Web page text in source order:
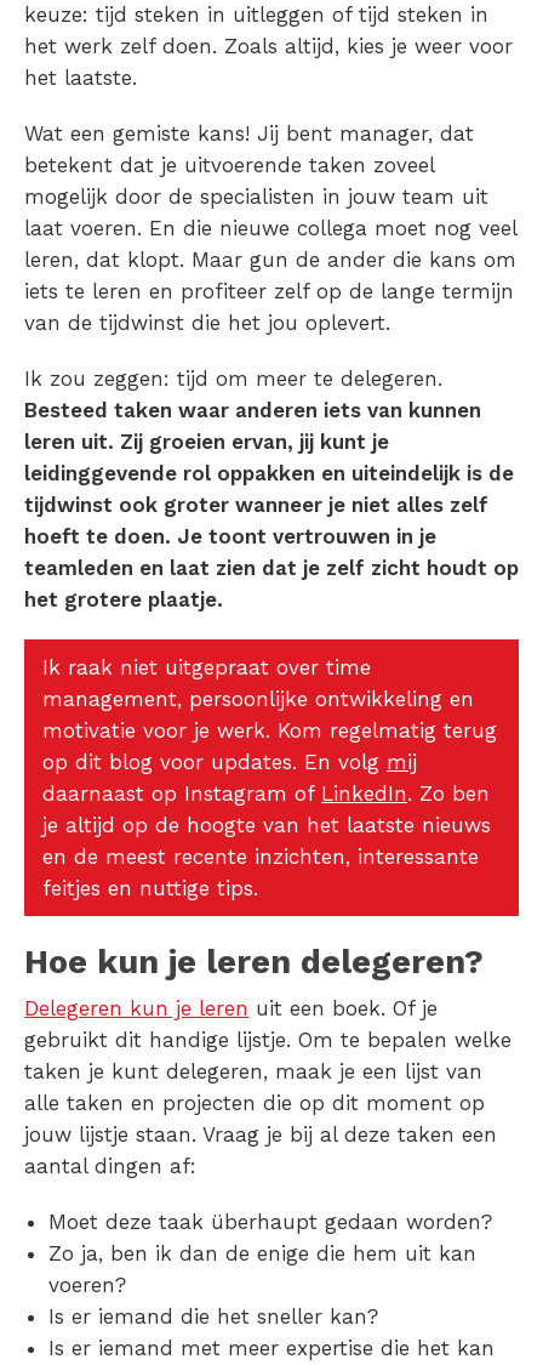
keuze: tijd steken in uitleggen of tijd steken in
het werk zelf doen. Zoals altijd, kies je weer voor
het laatste.
Wat een gemiste kans! Jij bent manager, dat
betekent dat je uitvoerende taken zoveel
mogelijk door de specialisten in jouw team uit
laat voeren. En die nieuwe collega moet nog veel
leren, dat klopt. Maar gun de ander die kans om
iets te leren en profiteer zelf op de lange termijn
van de tijdwinst die het jou oplevert.
Ik zou zeggen: tijd om meer te delegeren.
Besteed taken waar anderen iets van kunnen
leren uit. Zij groeien ervan, jij kunt je
leidinggevende rol oppakken en uiteindelijk is de
tijdwinst ook groter wanneer je niet alles zelf
hoeft te doen. Je toont vertrouwen in je
teamleden en laat zien dat je zelf zicht houdt op
het grotere plaatje.
Ik raak niet uitgepraat over time
management, persoonlijke ontwikkeling en
motivatie voor je werk. Kom regelmatig terug
op dit blog voor updates. En volg mij
daarnaast op Instagram of LinkedIn. Zo ben
je altijd op de hoogte van het laatste nieuws
en de meest recente inzichten, interessante
feitjes en nuttige tips.
Hoe kun je leren delegeren?
Delegeren kun je leren uit een boek. Of je
gebruikt dit handige lijstje. Om te bepalen welke
taken je kunt delegeren, maak je een lijst van
alle taken en projecten die op dit moment op
jouw lijstje staan. Vraag je bij al deze taken een
aantal dingen af:
Moet deze taak überhaupt gedaan worden?
Zo ja, ben ik dan de enige die hem uit kan
voeren?
Is er iemand die het sneller kan?
Is er iemand met meer expertise die het kan